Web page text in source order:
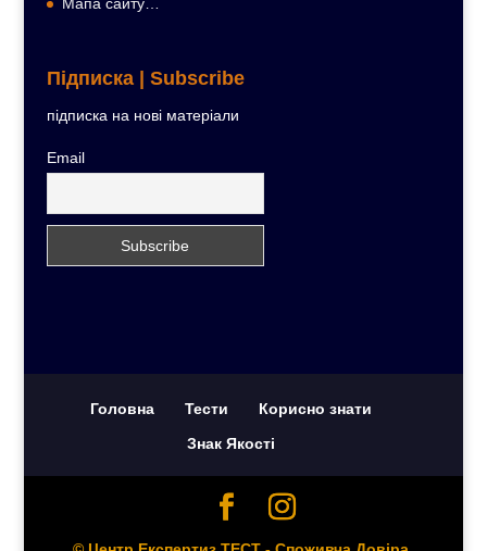
Підписка | Subscribe
підписка на нові матеріали
Email
Головна Тести
Корисно знати
Знак Якості